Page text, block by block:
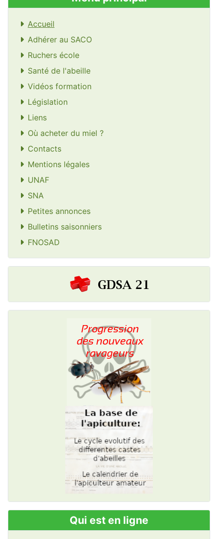
Accueil
Adhérer au SACO
Ruchers école
Santé de l'abeille
Vidéos formation
Législation
Liens
Où acheter du miel ?
Contacts
Mentions légales
UNAF
SNA
Petites annonces
Bulletins saisonniers
FNOSAD
Qui est en ligne